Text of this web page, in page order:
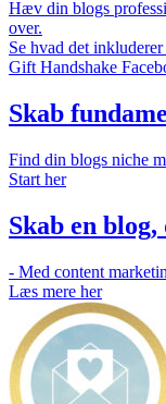
Hæv din blogs
over.
Se hvad det inkluderer
Gift Handshake
Skab
Find din blogs niche
Start her
Skab en
- Med content
Læs mere her